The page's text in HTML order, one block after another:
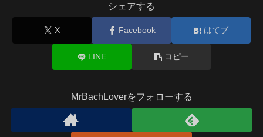
シェアする
X Facebook はてブ
LINE コピー
MrBachLoverをフォローする